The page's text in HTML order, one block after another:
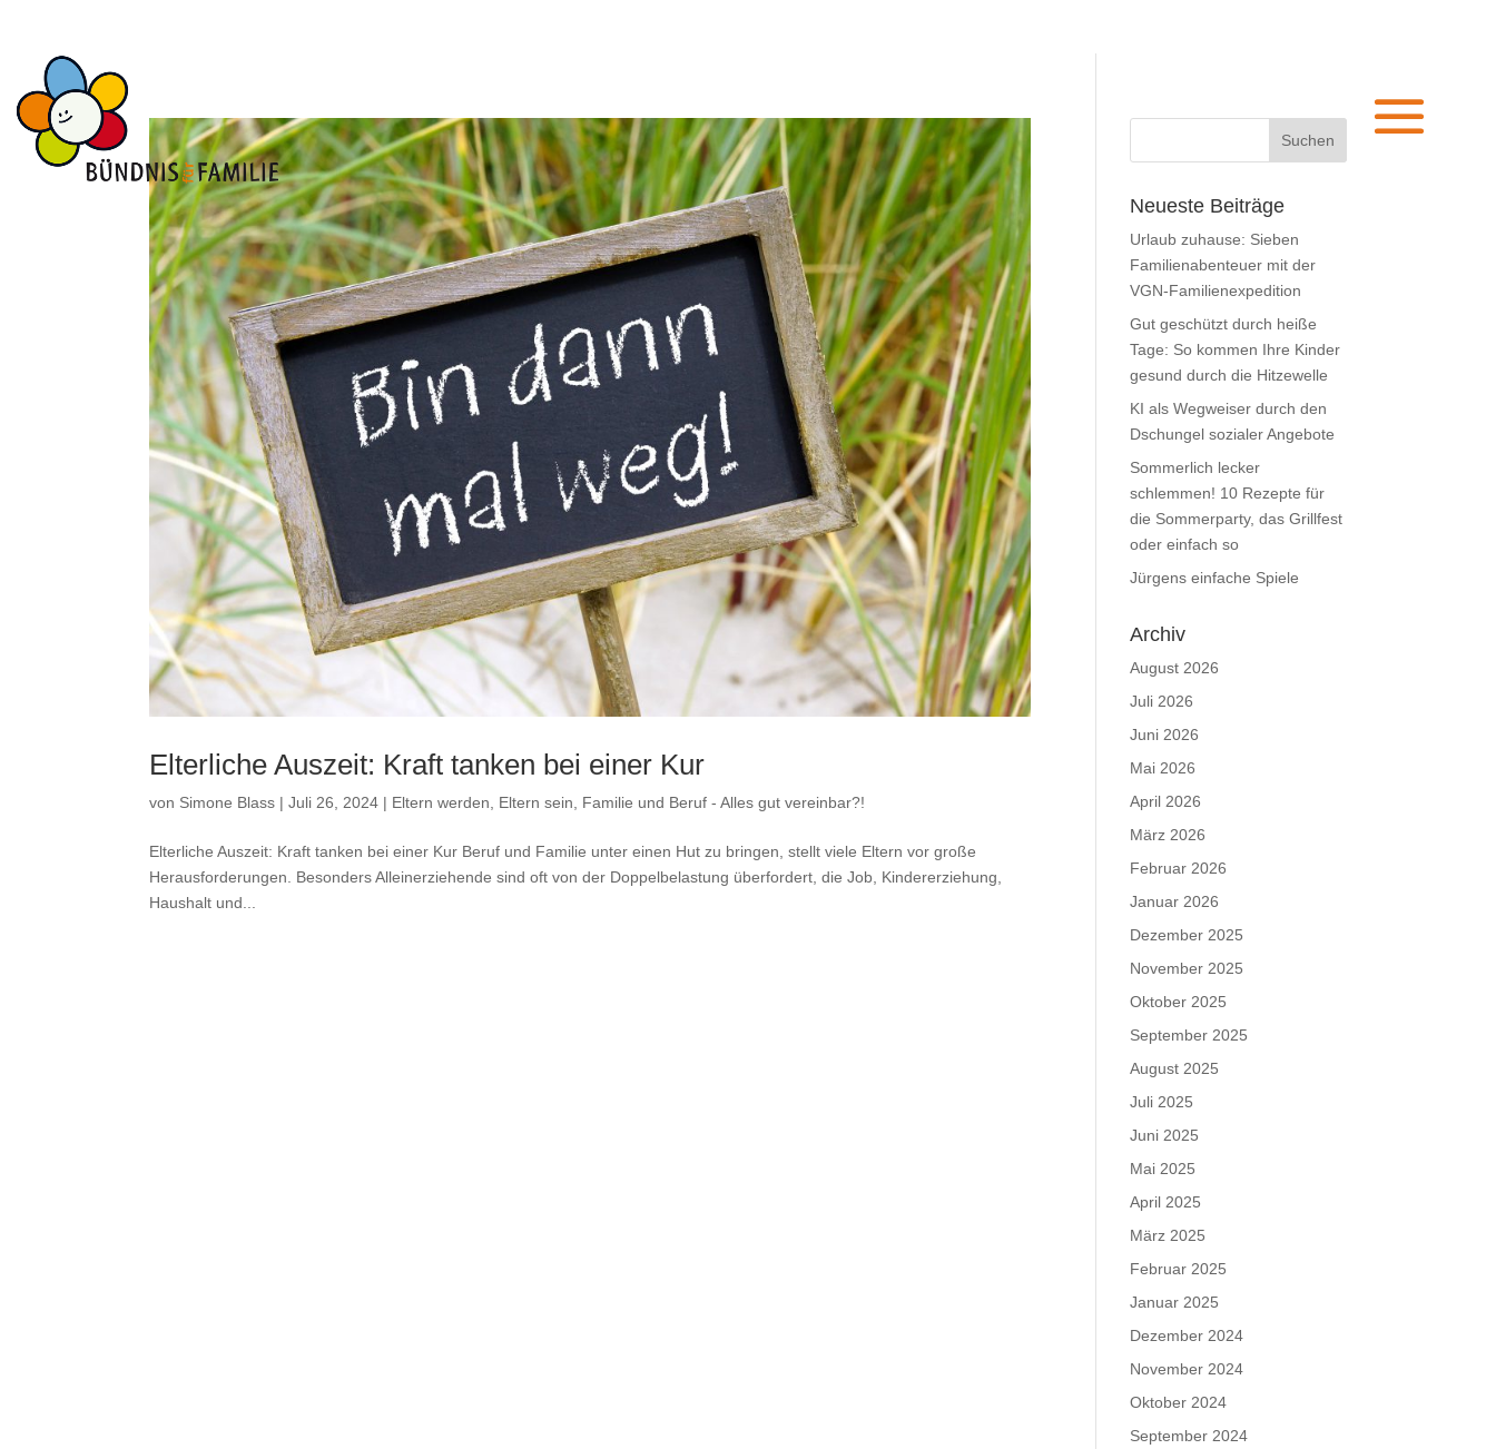
Elterliche Auszeit: Kraft tanken bei einer Kur
von Simone Blass |Juli 26, 2024 | Eltern werden, Eltern sein Familie und Beruf - Alles gut vereinbar?!
Elterliche Auszeit: Kraft tanken bei einer Kur Beruf und Familie unter einen Hut zu bringen, stellt viele Eltern vor große
Herausforderungen. Besonders Alleinerziehende sind oft von der Doppelbelastung überfordert, die Job, Kindererziehung,
Haushalt und...
Neueste Beiträge
Urlaub zuhause: Sieben
Familienabenteuer mit der
VGN-Familienexpedition
Gut geschützt durch heiße
Tage: So kommen Ihre Kinder
gesund durch die Hitzewelle
KI als Wegweiser durch den
Dschungel sozialer Angebote
Sommerlich lecker
schlemmen! 10 Rezepte für
die Sommerparty, das Grillfest
oder einfach so
Jürgens einfache Spiele
Archiv
August 2026
Juli 2026
Juni 2026
Mai 2026
April 2026
März 2026
Februar 2026
Januar 2026
Dezember 2025
November 2025
Oktober 2025
September 2025
August 2025
Juli 2025
Juni 2025
Mai 2025
April 2025
März 2025
Februar 2025
Januar 2025
Dezember 2024
November 2024
Oktober 2024
September 2024